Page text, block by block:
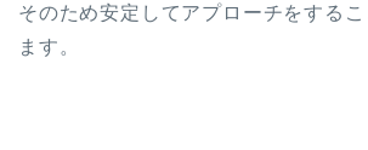
そのため安定してアプローチをするこ
ます。